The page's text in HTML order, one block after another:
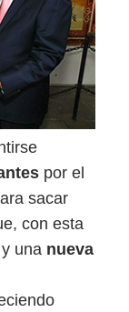
por el
sacar
con esta
y una nueva